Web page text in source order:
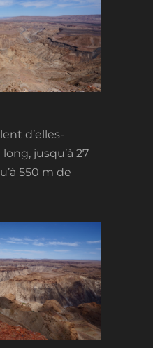
d’elles-
jusqu’à 27
550 m de